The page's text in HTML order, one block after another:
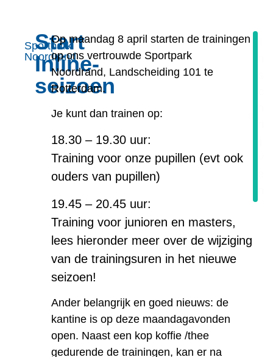
Sportpark
Noordrand
Start
Inline-
seizoen
Op maandag 8 april starten de trainingen
op ons vertrouwde Sportpark
Noordrand, Landscheiding 101 te
Rotterdam.
Je kunt dan trainen op:
18.30 – 19.30 uur:
Training voor onze pupillen (evt ook
ouders van pupillen)
19.45 – 20.45 uur:
Training voor junioren en masters,
lees hieronder meer over de wijziging
van de trainingsuren in het nieuwe
seizoen!
Ander belangrijk en goed nieuws: de
kantine is op deze maandagavonden
open. Naast een kop koffie /thee
gedurende de trainingen, kan er na